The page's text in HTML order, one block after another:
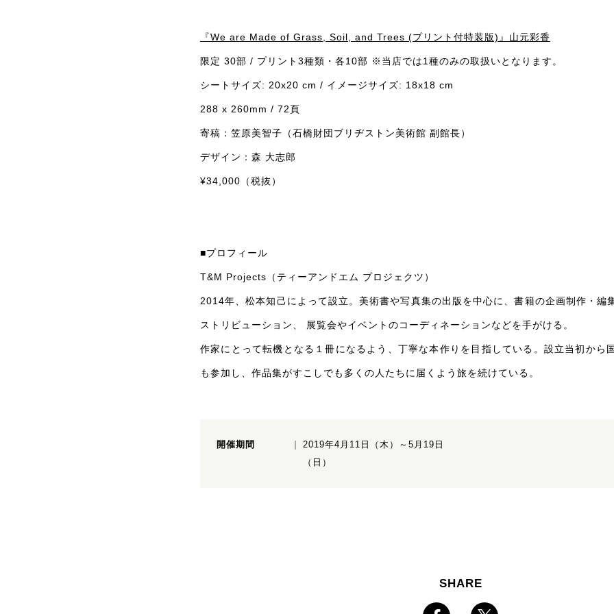
『We are Made of Grass, Soil, and Trees (プリント付特装版)』山元彩香
限定 30部 / プリント3種類・各10部 ※当店では1種のみの取扱いとなります。
シートサイズ: 20x20 cm / イメージサイズ: 18x18 cm
288 x 260mm / 72頁
寄稿：笠原美智子（石橋財団ブリヂストン美術館 副館長）
デザイン：森 大志郎
¥34,000 （税抜）
■プロフィール
T&M Projects （ティーアンドエム プロジェクツ）
2014年、松本知己によって設立。美術書や写真集の出版を中心に、書籍の企画制作・編
ストリビューション、 展覧会やイベントのコーディネーションなどを手がける。
作家にとって転機となる１冊になるよう、丁寧な本作りを目指している。設立当初から
も参加し、作品集がすこしでも多くの人たちに届くよう旅を続けている。
開催期間
2019年4月11日（木）～5月19日
（日）
SHARE